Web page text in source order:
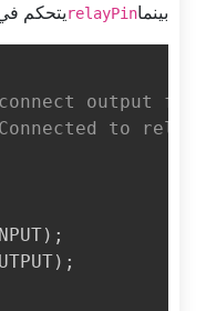
بينماrelayPinيتحكم في
output
to
)
)